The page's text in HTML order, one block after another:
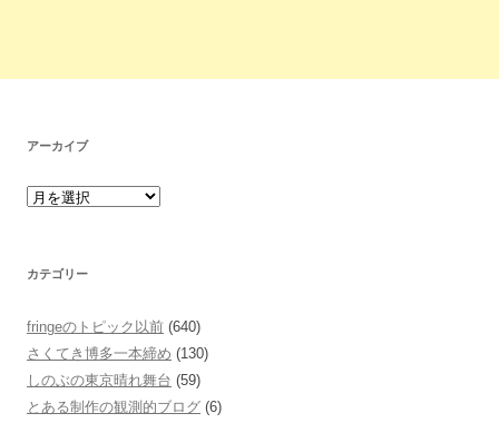
アーカイブ
カテゴリー
fringeのトピック以前 (640)
さくてき博多一本締め (130)
しのぶの東京晴れ舞台 (59)
とある制作の観測的ブログ (6)